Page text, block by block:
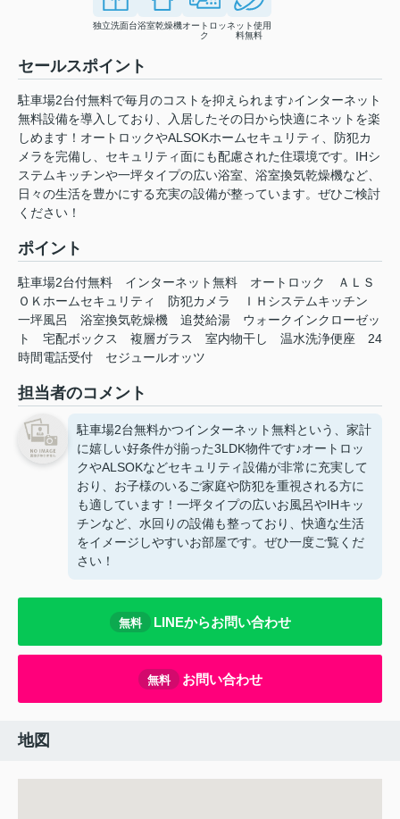
独立洗面台浴室乾燥機オートロッ
ク
ネット使用
料無料
セールスポイント
駐車場2台付無料で毎月のコストを抑えられます♪インターネット
無料設備を導入しており、入居したその日から快適にネットを楽
しめます！オートロックやALSOKホームセキュリティ、防犯カ
メラを完備し、セキュリティ面にも配慮された住環境です。IHシ
ステムキッチンや一坪タイプの広い浴室、浴室換気乾燥機など、
日々の生活を豊かにする充実の設備が整っています。ぜひご検討
ください！
ポイント
駐車場2台付無料 インターネット無料 オートロック
ＡＬＳ
ＯＫホームセキュリティ
防犯カメラ
ＩＨシステムキッチン
一坪風呂
浴室換気乾燥機 追焚給湯
ウォークインクローゼッ
ト
宅配ボックス 複層ガラス 室内物干し 温水洗浄便座
24
時間電話受付
セジュールオッツ
担当者のコメント
駐車場2台無料かつインターネット無料という、家計
に嬉しい好条件が揃った3LDK物件です♪オートロッ
クやALSOKなどセキュリティ設備が非常に充実して
おり、お子様のいるご家庭や防犯を重視される方に
も適しています！一坪タイプの広いお風呂やIHキッ
チンなど、水回りの設備も整っており、快適な生活
をイメージしやすいお部屋です。ぜひ一度ご覧くだ
さい！
無料 LINEからお問い合わせ
無料 お問い合わせ
地図